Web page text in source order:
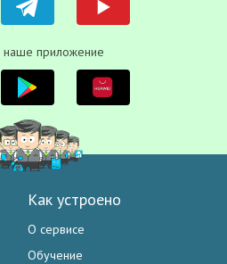
наше приложение
Как устроено
О сервисе
Обучение